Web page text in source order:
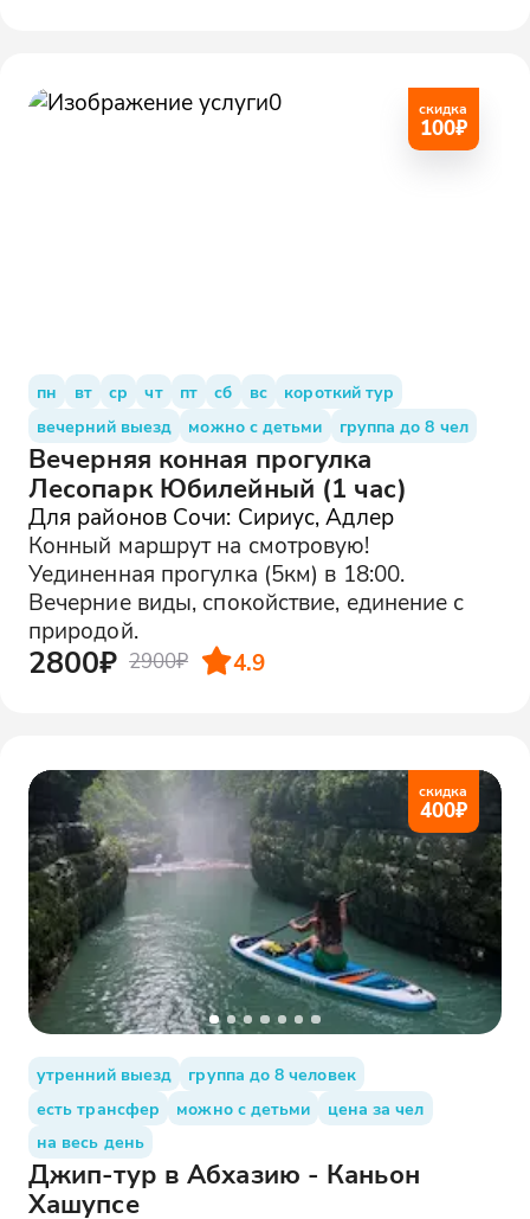
скидка
100₽
пн вт ср чт пт сб вс
короткий тур
вечерний выезд
можно с детьми группа до 8 чел
Вечерняя конная прогулка
Лесопарк Юбилейный (1 час)
Для районов Сочи: Сириус, Адлер
Конный маршрут на смотровую!
Уединенная прогулка (5км) в 18:00.
Вечерние виды, спокойствие, единение с
природой.
2800₽ 2900₽ 4.9
скидка
400₽
утренний выезд
группа до 8 человек
есть трансфер
можно с детьми
цена за чел
на весь день
Джип-тур в Абхазию - Каньон
Хашупсе